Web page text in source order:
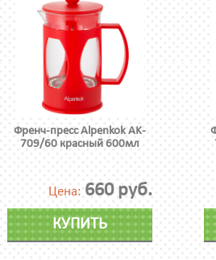
Френч-пресс Alpenkok AK-
709/60 красный 600мл
Цена: 660 руб.
КУПИТЬ